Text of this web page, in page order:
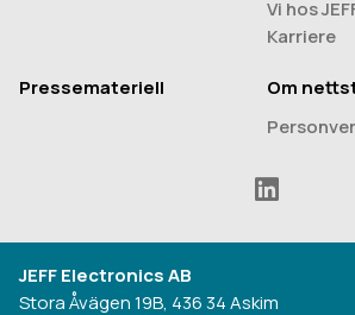
Vi hos
Karriere
Pressemateriell
Om
JEFF Electronics AB
Stora Åvägen 19B, 436 34 Askim